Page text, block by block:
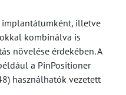
implantátumként, illetve
kombinálva is
növelése érdekében. A
a PinPositioner
használhatók vezetett